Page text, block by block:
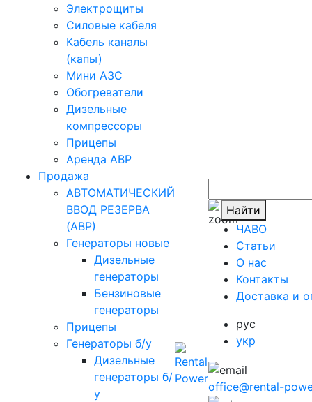
Электрощиты
Силовые кабеля
Кабель каналы
(капы)
Мини АЗС
Обогреватели
Дизельные
компрессоры
Прицепы
Аренда АВР
Продажа
АВТОМАТИЧЕСКИЙ
ВВОД РЕЗЕРВА
(АВР)
Генераторы новые
Дизельные
генераторы
Бензиновые
генераторы
Прицепы
Генераторы б/у
Дизельные
генераторы б/
у
Найти
ЧАВО
Cтатьи
O нас
Контакты
Доставка и
рус
укр
office@rental-